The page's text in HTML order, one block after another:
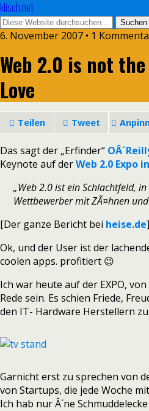
klisch.net
6. November 2007 • 1
Web 2.0 is not
Love
Teilen Tweet
Das sagt der „Erfinder“
Keynote auf derWeb 2.0 Expo
„Web 2.0 ist ein Schlachtfeld,
Wettbewerber mit ZÃ¤hnen
[Der ganze Bericht bei heise.de]
Ok, und der User ist der
coolen apps. profitiert 😉
Ich war heute auf der EXPO,
Rede sein. Es schien Friede,
den IT- Hardware Herstellern
Garnicht erst zu sprechen von
von Startups, die jede Woche
Ich hab nur Â´ne